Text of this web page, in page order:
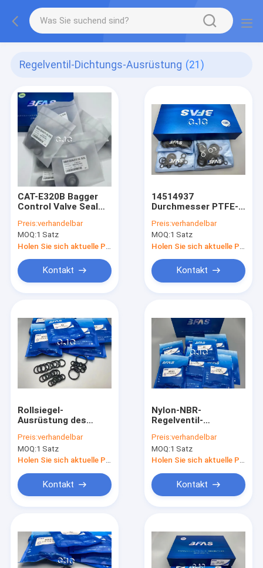
Regelventil-Dichtungs-Ausrüstung (21)
CAT-E320B Bagger
Control Valve Seal
Ring Replacement
Preis:verhandelbar
MOQ:1 Satz
Kontakt
14514937
Durchmesser PTFE-
High Pressure 5-
500mm
Preis:verhandelbar
MOQ:1 Satz
Kontakt
Rollsiegel-
Ausrüstung des
107-7010 Gummio
Ring Bausatz For
CAT 336D PC400-5
Preis:verhandelbar
MOQ:1 Satz
Kontakt
Nylon-NBR-
Regelventil-
Ausrüstung, 107-
7010 O Ring Bausatz
For CAT336D PC80-1
Preis:verhandelbar
MOQ:1 Satz
Kontakt